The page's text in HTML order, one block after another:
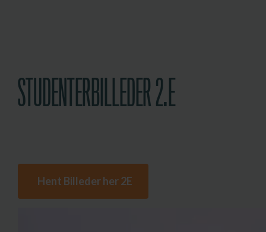
STUDENTERBILLEDER 2.E
Hent Billeder her 2E